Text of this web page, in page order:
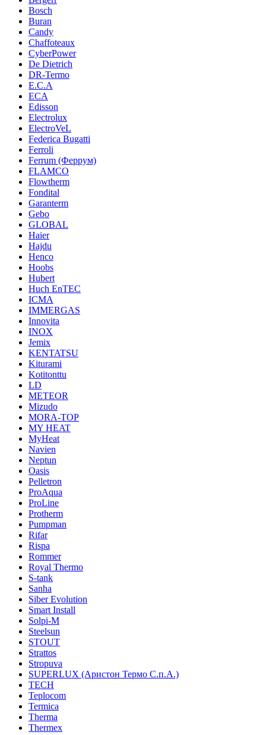
Bosch
Buran
Candy
Chaffoteaux
CyberPower
De Dietrich
DR-Termo
E.C.A
ECA
Edisson
Electrolux
ElectroVeL
Federica Bugatti
Ferroli
Ferrum (Феррум)
FLAMCO
Flowtherm
Fondital
Garanterm
Gebo
GLOBAL
Haier
Hajdu
Henco
Hoobs
Hubert
Huch EnTEC
ICMA
IMMERGAS
Innovita
INOX
Jemix
KENTATSU
Kiturami
Kotitonttu
LD
METEOR
Mizudo
MORA-TOP
MY HEAT
MyHeat
Navien
Neptun
Oasis
Pelletron
ProAqua
ProLine
Protherm
Pumpman
Rifar
Rispa
Rommer
Royal Thermo
S-tank
Sanha
Siber Evolution
Smart Install
Solpi-M
Steelsun
STOUT
Strattos
Stropuva
SUPERLUX (Аристон Термо С.п.А.)
TECH
Teplocom
Termica
Therma
Thermex